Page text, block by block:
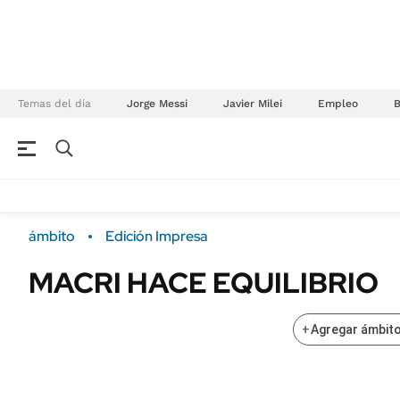
Temas del día Jorge Messi Javier Milei Empleo
Campo Sustentabilidad
ENERGY REPORT
ámbito Edición Impresa
MACRI HACE EQUILIBRIO
+Agregar